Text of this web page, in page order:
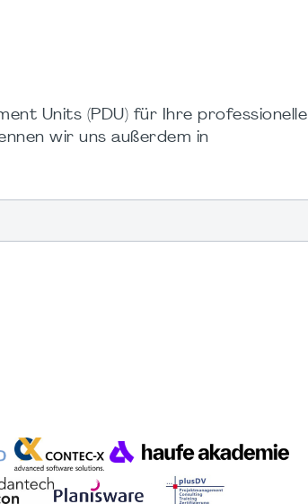
Units (PDU) für Ihre professionelle
wir uns außerdem in